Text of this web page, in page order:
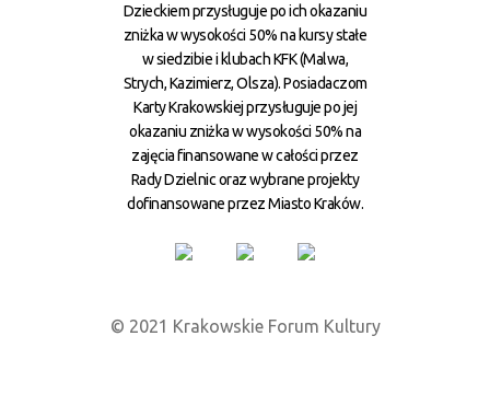
Dzieckiem przysługuje po ich okazaniu
zniżka w wysokości 50% na kursy stałe
w siedzibie i klubach KFK (Malwa,
Strych, Kazimierz, Olsza). Posiadaczom
Karty Krakowskiej przysługuje po jej
okazaniu zniżka w wysokości 50% na
zajęcia finansowane w całości przez
Rady Dzielnic oraz wybrane projekty
dofinansowane przez Miasto Kraków.
© 2021 Krakowskie Forum Kultury